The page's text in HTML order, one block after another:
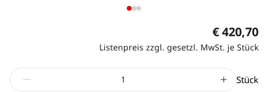
€ 420,70
Listenpreis zzgl. gesetzl. MwSt. je Stück
Stück